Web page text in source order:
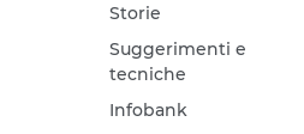
Storie
Suggerimenti e
tecniche
Infobank